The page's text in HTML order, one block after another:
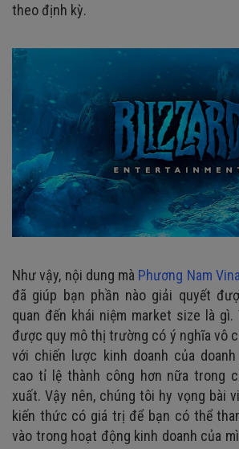
theo định kỳ.
Như vậy, nội dung mà Phương Nam Vina
đã giúp bạn phần nào giải quyết
quan đến khái niệm market size là gì.
được quy mô thị trường có ý nghĩa vô
với chiến lược kinh doanh của
cao tỉ lệ thành công hơn nữa trong
xuất. Vậy nên, chúng tôi hy vọng bài
kiến thức có giá trị để bạn có thể
vào trong hoạt động kinh doanh của